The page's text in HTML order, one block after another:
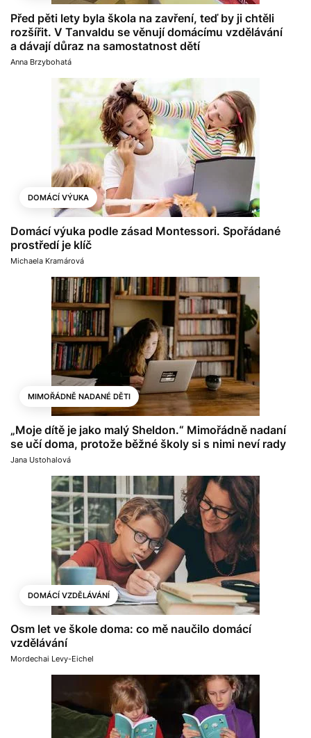
Před pěti lety byla škola na zavření, teď by ji chtěli
rozšířit. V Tanvaldu se věnují domácímu vzdělávání
a dávají důraz na samostatnost dětí
Anna Brzybohatá
DOMÁCÍ VÝUKA
Domácí výuka podle zásad Montessori. Spořádané
prostředí je klíč
Michaela Kramárová
MIMOŘÁDNĚ NADANÉ DĚTI
„Moje dítě je jako malý Sheldon.“ Mimořádně nadaní
se učí doma, protože běžné školy si s nimi neví rady
Jana Ustohalová
DOMÁCÍ VZDĚLÁVÁNÍ
Osm let ve škole doma: co mě naučilo domácí
vzdělávání
Mordechai Levy-Eichel